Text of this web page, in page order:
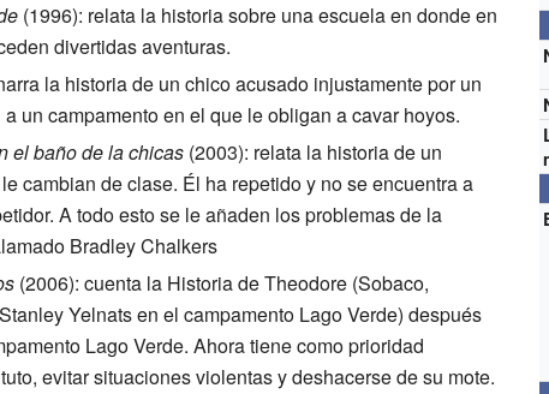
(1996): relata la historia sobre una escuela en donde en
divertidas aventuras.
la historia de un chico acusado injustamente por un
un campamento en el que le obligan a cavar hoyos.
el baño de la chicas(2003): relata la historia de un
cambian de clase. Él ha repetido y no se encuentra a
A todo esto se le añaden los problemas de la
Bradley Chalkers
(2006): cuenta la Historia de Theodore (Sobaco,
Yelnats en el campamento Lago Verde) después
Lago Verde. Ahora tiene como prioridad
evitar situaciones violentas y deshacerse de su mote.